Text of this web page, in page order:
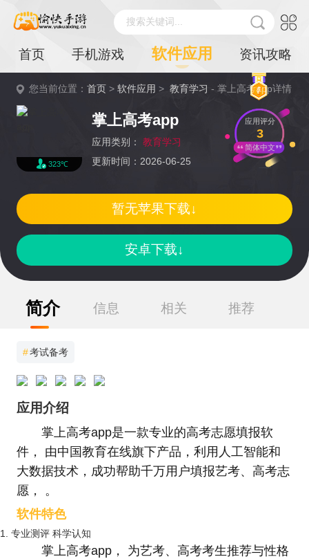
搜索关键词...
首页 手机游戏 软件应用 资讯攻略
您当前位置：首页 >软件应用 > 教育学习 - 掌上高考app详情
323℃
掌上高考app
应用类别：
教育学习
更新时间：2026-06-25
应用评分
3
简体中文
安卓下载↓
暂无苹果下载↓
简介 信息 相关 推荐
#考试备考
应用介绍
掌上高考app是一款专业的高考志愿填报软
件， 由中国教育在线旗下产品，利用人工智能和
大数据技术，成功帮助千万用户填报艺考、高考志
愿， 。
软件特色
1. 专业测评 科学认知
掌上高考app， 为艺考、高考考生推荐与性格